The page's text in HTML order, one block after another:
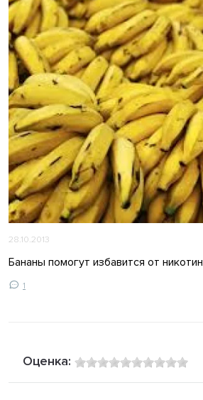
28.10.2013
Бананы помогут избавится от
1
Оценка: